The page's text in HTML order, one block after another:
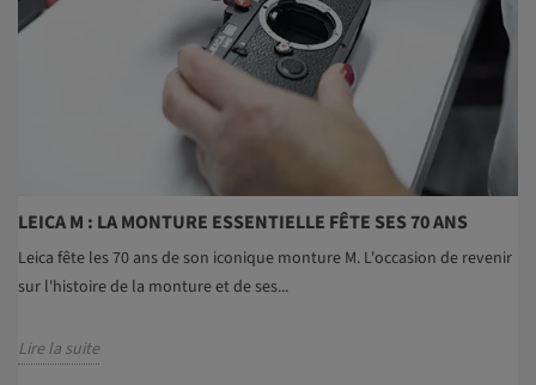
LEICA M : LA MONTURE ESSENTIELLE FÊTE SES 70 ANS
Leica fête les 70 ans de son iconique monture M. L'occasion de revenir
sur l'histoire de la monture et de ses...
Lire la suite